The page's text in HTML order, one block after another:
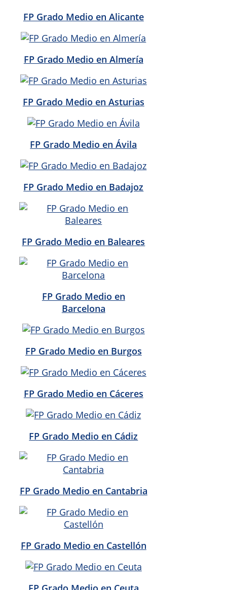
FP Grado Medio en Alicante
FP Grado Medio en Almería
FP Grado Medio en Asturias
FP Grado Medio en Ávila
FP Grado Medio en Badajoz
FP Grado Medio en Baleares
FP Grado Medio en
Barcelona
FP Grado Medio en Burgos
FP Grado Medio en Cáceres
FP Grado Medio en Cádiz
FP Grado Medio en Cantabria
FP Grado Medio en Castellón